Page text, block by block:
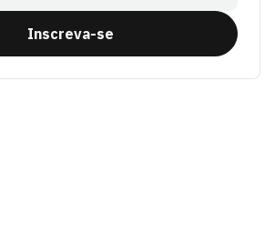
Inscreva-se